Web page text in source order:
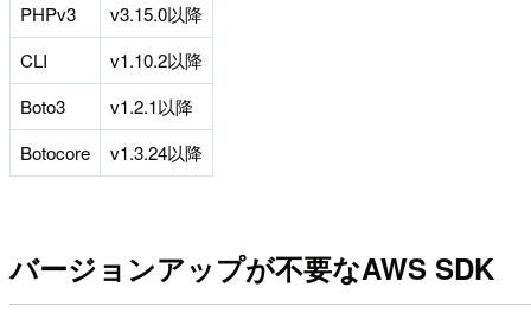
PHPv3
v3.15.0以降
CLI
v1.10.2以降
Boto3
v1.2.1以降
Botocore
v1.3.24以降
バージョンアップが不要なAWS SDK